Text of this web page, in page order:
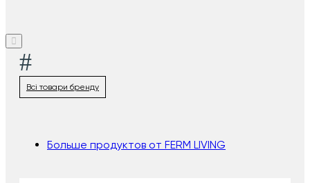
#
Всі товари бренду
Больше продуктов от FERM LIVING